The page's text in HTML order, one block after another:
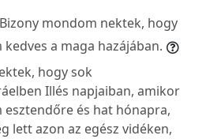
mondom nektek, hogy
a maga hazájában.
hogy sok
Illés napjaiban, amikor
és hat hónapra,
lett azon az egész vidéken,